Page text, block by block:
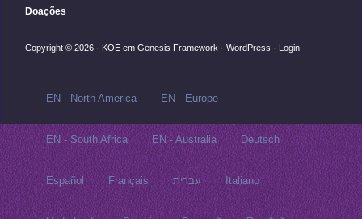
Doações
Copyright © 2026 · KOE em Genesis Framework · WordPress · Login
EN - North America EN - Europe
EN - South Africa EN - Australia Deutsch
Español Français עברית Italiano